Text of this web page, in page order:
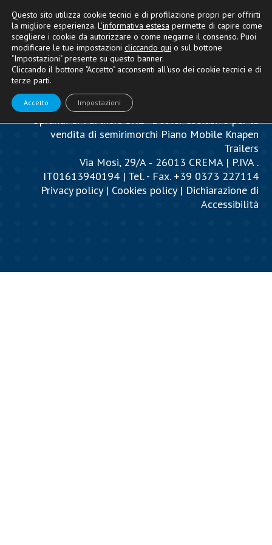
Oprandi & Partners SRL - Dealer esclusivo per la
vendita di semirimorchi Piano Mobile Knapen
Trailers
Via Mosi, 29/A ‐ 26013 CREMA | P.IVA .
IT01613940194 | Tel. - Fax. +39 0373 227114
Privacy policy| Cookies policy| Dichiarazione di
Accessibilità
Questo sito utilizza cookie tecnici e di profilazione propri per offrirti
la migliore esperienza. L’informativa estesa permette di capire come
scegliere i cookie da autorizzare o come negarne il consenso. Puoi
modificare le tue impostazioni cliccando qui o sul bottone
"Impostazioni" presente su questo banner.
Cliccando il bottone "Accetto" acconsenti all'uso dei cookie tecnici e di
terze parti.
Accetto Impostazioni